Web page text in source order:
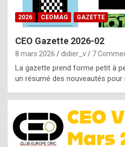
b
y
g
e
n
u
i
n
e
2026 CEOMAG GAZETTE
CEO Gazette 2026-02
8 mars 2026 didier_v 7
La gazette prend forme petit à
un résumé des nouveautés pour